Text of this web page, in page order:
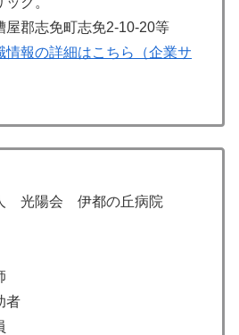
屋郡志免町志免2-10-20等
情報の詳細はこちら（企業サ
光陽会 伊都の丘病院
者